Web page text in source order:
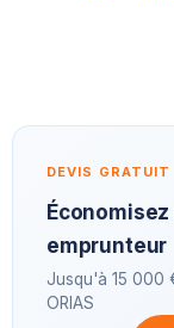
DEVIS GRATUIT
emprunteur
Jusqu'à 15 000
ORIAS